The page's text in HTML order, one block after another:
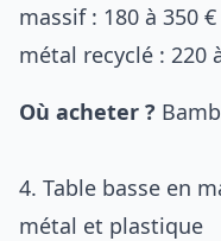
massif : 180 à 350
métal recyclé : 220
Où acheter ?
4. Table basse en
métal et plastique